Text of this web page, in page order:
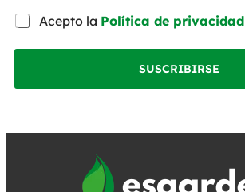
Acepto la Política de privacidad
SUSCRIBIRSE